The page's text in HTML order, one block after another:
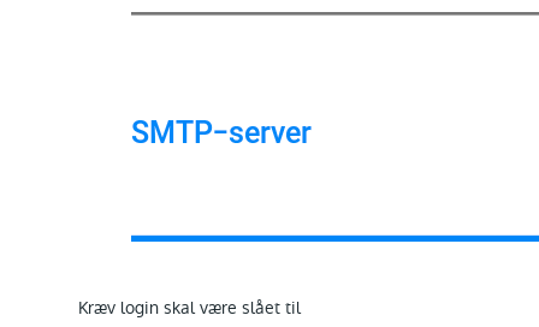
Kræv login skal være slået til